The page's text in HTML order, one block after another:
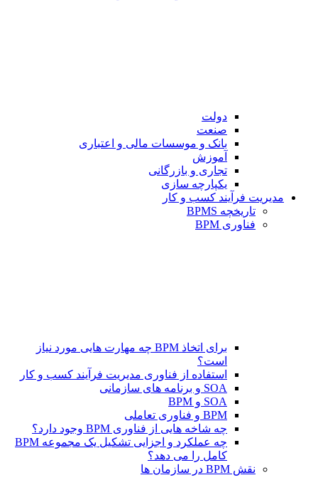
دولت
صنعت
بانک و موسسات مالی و اعتباری
آموزش
تجاری و بازرگانی
یکپارچه سازی
مدیریت فرآیند کسب و کار
تاریخچه BPMS
فناوری BPM
برای اتخاذ BPM چه مهارت هایی مورد نیاز
است؟
استفاده از فناوری مدیریت فرآیند کسب و کار
SOA و برنامه های سازمانی
SOA و BPM
BPM و فناوری تعاملی
چه شاخه هایی از فناوری BPM وجود دارد؟
چه عملکرد و اجزایی تشکیل یک مجموعه BPM
کامل را می دهد؟
نقش BPM در سازمان ها